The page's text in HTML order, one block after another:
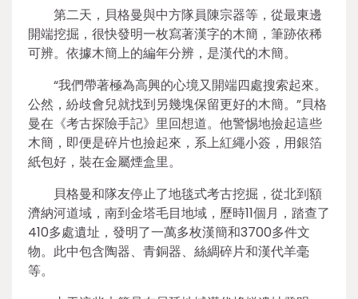
第二天，貝格曼與中方隊員陳宗器等，從最東邊
開端挖掘，很快發明一枚寫著漢字的木簡，筆跡依稀
可辨。依據木簡上的編年分辨，是漢代的木簡。
“我們帶著極為高興的心境又開端四處搜索起來。
公然，紛歧會兒就找到另幾塊保留更好的木簡。”貝格
曼在《考古探險手記》里回想道。他警惕地撿起這些
木簡，即便是碎片也撿起來，系上紅繩小簽，用銀箔
紙包好，裝在金屬煙盒里。
貝格曼和隊友停止了地毯式考古挖掘，從北到額
濟納河道域，南到金塔毛目地域，歷時11個月，踏查了
410多處遺址，發明了一萬多枚漢簡和3700多件文
物。此中包含陶器、青銅器、絲綢碎片和漢代羊毫
等。